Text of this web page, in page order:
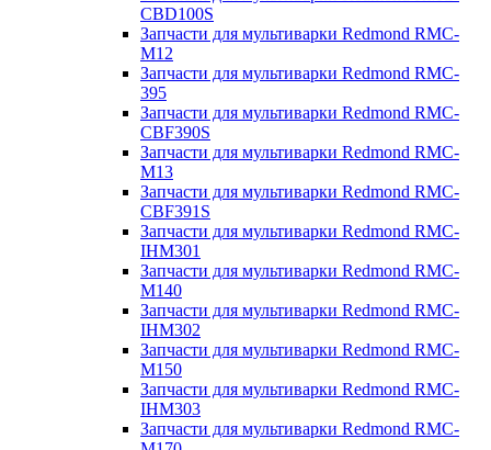
CBD100S
Запчасти для мультиварки Redmond RMC-
M12
Запчасти для мультиварки Redmond RMC-
395
Запчасти для мультиварки Redmond RMC-
CBF390S
Запчасти для мультиварки Redmond RMC-
M13
Запчасти для мультиварки Redmond RMC-
CBF391S
Запчасти для мультиварки Redmond RMC-
IHM301
Запчасти для мультиварки Redmond RMC-
M140
Запчасти для мультиварки Redmond RMC-
IHM302
Запчасти для мультиварки Redmond RMC-
M150
Запчасти для мультиварки Redmond RMC-
IHM303
Запчасти для мультиварки Redmond RMC-